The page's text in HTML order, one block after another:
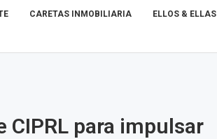
CARETAS INMOBILIARIA ELLOS & ELLAS
CIPRL para impulsar